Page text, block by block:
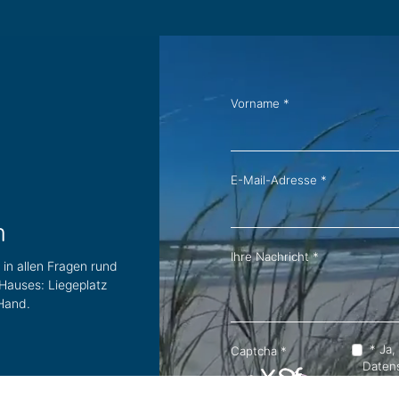
allen Fragen rund
Liegeplatz
Vorname *
E-Mail-Adresse *
Ihre Nachricht*
Captcha* *Ja,